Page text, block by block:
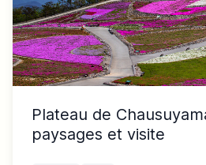
Plateau de
paysages et visite